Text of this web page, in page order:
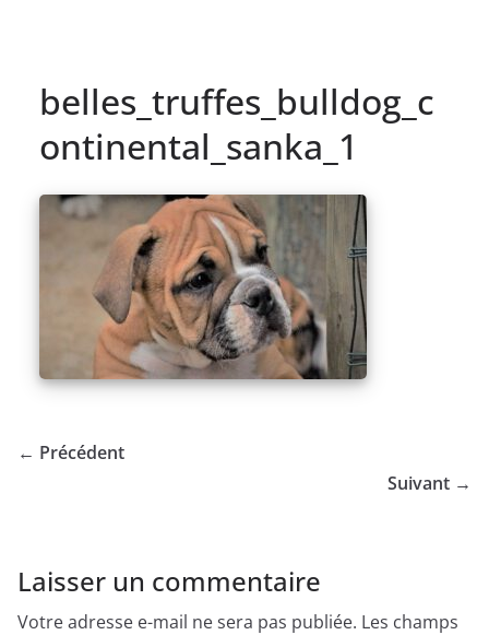
belles_truffes_bulldog_c
ontinental_sanka_1
← Précédent
Suivant →
Laisser un commentaire
Votre adresse e-mail ne sera pas publiée. Les champs